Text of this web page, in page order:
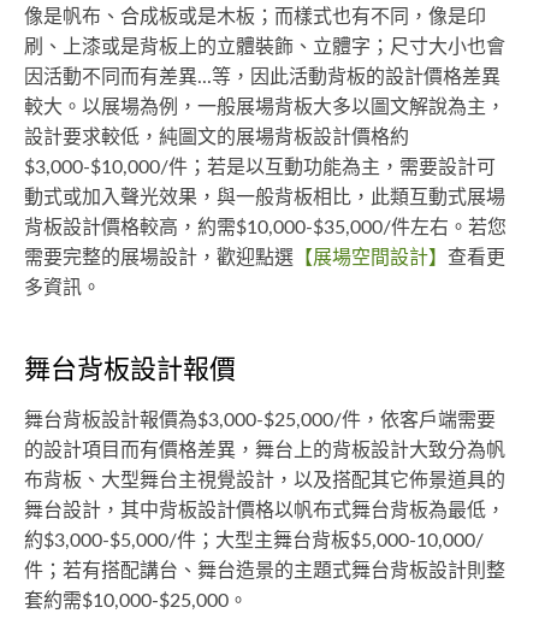
像是帆布、合成板或是木板；而樣式也有不同，像是印
刷、上漆或是背板上的立體裝飾、立體字；尺寸大小也會
因活動不同而有差異...等，因此活動背板的設計價格差異
較大。以展場為例，一般展場背板大多以圖文解說為主，
設計要求較低，純圖文的展場背板設計價格約
$3,000-$10,000/件；若是以互動功能為主，需要設計可
動式或加入聲光效果，與一般背板相比，此類互動式展場
背板設計價格較高，約需$10,000-$35,000/件左右。若您
需要完整的展場設計，歡迎點選 【展場空間設計】 查看更
多資訊。
舞台背板設計報價
舞台背板設計報價為$3,000-$25,000/件，依客戶端需要
的設計項目而有價格差異，舞台上的背板設計大致分為帆
布背板、大型舞台主視覺設計，以及搭配其它佈景道具的
舞台設計，其中背板設計價格以帆布式舞台背板為最低，
約$3,000-$5,000/件；大型主舞台背板$5,000-10,000/
件；若有搭配講台、舞台造景的主題式舞台背板設計則整
套約需$10,000-$25,000。